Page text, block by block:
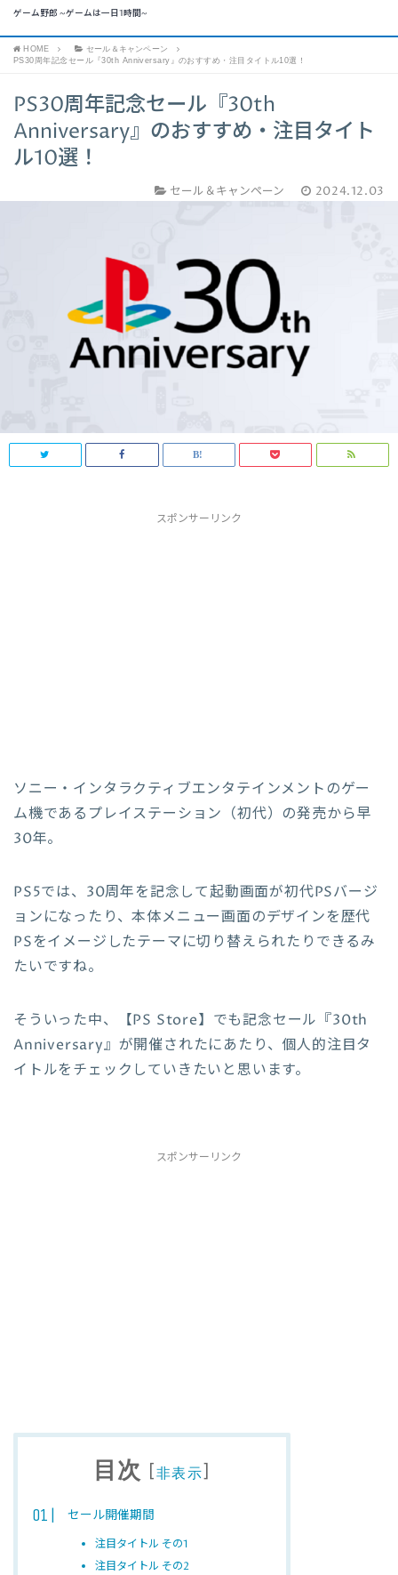
ゲーム野郎 ~ゲームは一日1時間~
HOME
セール＆キャンペーン
PS30周年記念セール『30th Anniversary』のおすすめ・注目タイトル10選！
PS30周年記念セール『30th
Anniversary』のおすすめ・注目タイト
ル10選！
セール＆キャンペーン 2024.12.03
スポンサーリンク
ソニー・インタラクティブエンタテインメントのゲー
ム機であるプレイステーション（初代）の発売から早
30年。
PS5では、30周年を記念して起動画面が初代PSバージ
ョンになったり、本体メニュー画面のデザインを歴代
PSをイメージしたテーマに切り替えられたりできるみ
たいですね。
そういった中、【PS Store】でも記念セール『30th
Anniversary』が開催されたにあたり、個人的注目タ
イトルをチェックしていきたいと思います。
スポンサーリンク
目次 [非表示]
セール開催期間
注目タイトル その1
注目タイトル その2